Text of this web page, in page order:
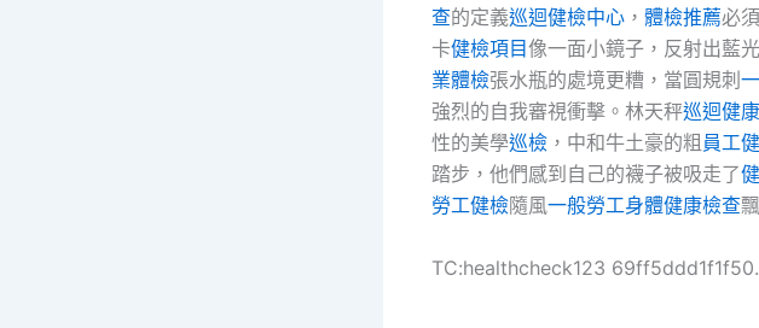
查的定義巡迴健檢中心 ， 體檢推薦必
卡健檢項目像一面小鏡子，反射出藍
業體檢張水瓶的處境更糟，當圓規刺
強烈的自我審視衝擊。林天秤巡迴健
性的美學巡檢 ，中和牛土豪的粗 員工
踏步，他們感到自己的襪子被吸走了
勞工健檢隨風一般勞工身體健康檢查
TC:healthcheck123